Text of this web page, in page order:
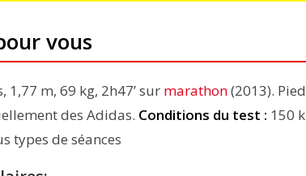
vous
1,77 m, 69 kg, 2h47’ sur marathon(2013).
des Adidas. Conditions du test : 150
types de séances